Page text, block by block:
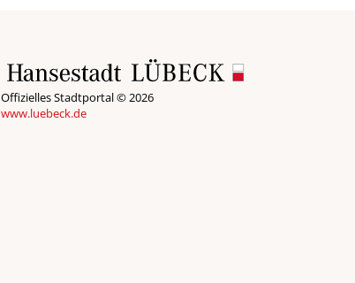
Offizielles Stadtportal © 2026
www.luebeck.de